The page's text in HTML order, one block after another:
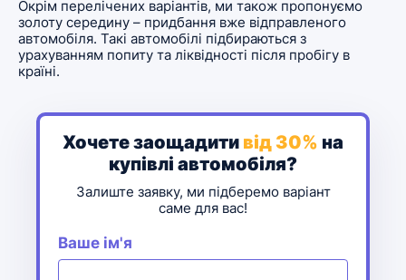
Окрім перелічених варіантів, ми також пропонуємо
золоту середину – придбання вже відправленого
автомобіля. Такі автомобілі підбираються з
урахуванням попиту та ліквідності після пробігу в
країні.
Хочете заощадити від 30% на
купівлі автомобіля?
Залиште заявку, ми підберемо варіант
саме для вас!
Ваше ім'я